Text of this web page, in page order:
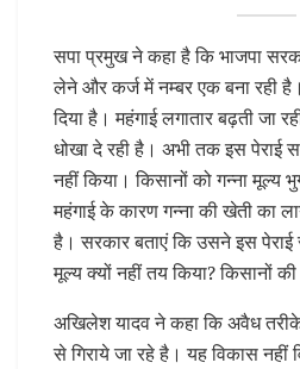
सपा प्रमुख ने कहा है कि भाजपा
लेने और कर्ज में नम्बर एक बना रही
दिया है। महंगाई लगातार बढ़ती जा
धोखा दे रही है। अभी तक इस पेराई
नहीं किया। किसानों को गन्ना मूल्य
महंगाई के कारण गन्ना की खेती का
है। सरकार बताएं कि उसने इस
मूल्य क्यों नहीं तय किया? किसानों
अखिलेश यादव ने कहा कि अवैध
से गिराये जा रहे है। यह विकास नहीं